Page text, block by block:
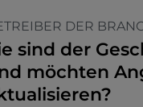
DER
sind der
möchten